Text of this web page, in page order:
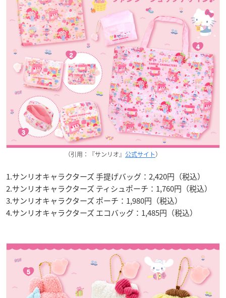
（引用：『サンリオ』 公式サイト）
1.サンリオキャラクターズ 手提げバッグ：2,420円（税込）
2.サンリオキャラクターズ ティシュポーチ：1,760円（税込）
3.サンリオキャラクターズ ポーチ：1,980円（税込）
4.サンリオキャラクターズ エコバッグ：1,485円（税込）